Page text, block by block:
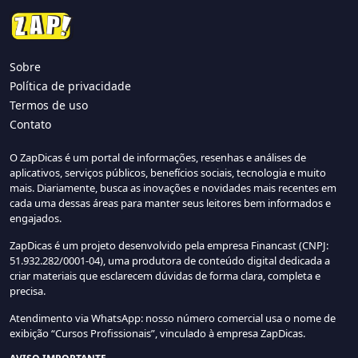
Sobre
Política de privacidade
Termos de uso
Contato
O ZapDicas é um portal de informações, resenhas e análises de
aplicativos, serviços públicos, benefícios sociais, tecnologia e muito
mais. Diariamente, busca as inovações e novidades mais recentes em
cada uma dessas áreas para manter seus leitores bem informados e
engajados.
ZapDicas é um projeto desenvolvido pela empresa Financast (CNPJ:
51.932.282/0001-04), uma produtora de conteúdo digital dedicada a
criar materiais que esclarecem dúvidas de forma clara, completa e
precisa.
Atendimento via WhatsApp: nosso número comercial usa o nome de
exibição “Cursos Profissionais”, vinculado à empresa ZapDicas.